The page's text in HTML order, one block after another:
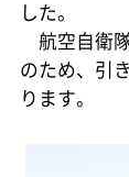
した。
航空自衛
のため、引
ります。